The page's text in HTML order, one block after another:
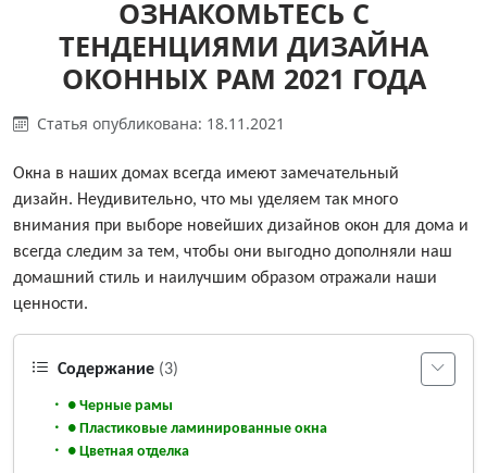
ОЗНАКОМЬТЕСЬ С
ТЕНДЕНЦИЯМИ ДИЗАЙНА
ОКОННЫХ РАМ 2021 ГОДА
Статья опубликована: 18.11.2021
Окна в наших домах всегда имеют замечательный
дизайн. Неудивительно, что мы уделяем так много
внимания при выборе новейших дизайнов окон для дома и
всегда следим за тем, чтобы они выгодно дополняли наш
домашний стиль и наилучшим образом отражали наши
ценности.
Содержание (3)
● Черные рамы
● Пластиковые ламинированные окна
● Цветная отделка